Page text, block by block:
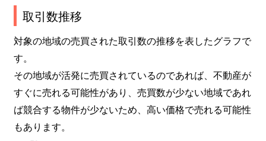
取引数推移
対象の地域の売買された取引数の推移を表したグラフで
す。
その地域が活発に売買されているのであれば、不動産が
すぐに売れる可能性があり、売買数が少ない地域であれ
ば競合する物件が少ないため、高い価格で売れる可能性
もあります。